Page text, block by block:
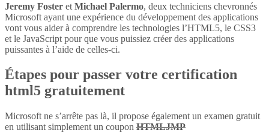
Jeremy Foster et Michael Palermo, deux techniciens chevronnés
Microsoft ayant une expérience du développement des applications
vont vous aider à comprendre les technologies l’HTML5, le CSS3
et le JavaScript pour que vous puissiez créer des applications
puissantes à l’aide de celles-ci.
Étapes pour passer votre certification
html5 gratuitement
Microsoft ne s’arrête pas là, il propose également un examen gratuit
en utilisant simplement un coupon HTMLJMP